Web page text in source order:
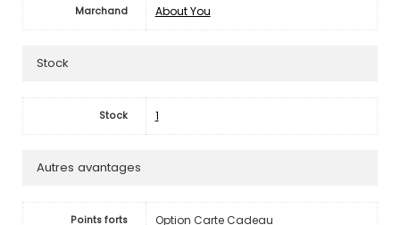
Marchand About You
Stock
Stock 1
Autres avantages
Points forts Option Carte Cadeau